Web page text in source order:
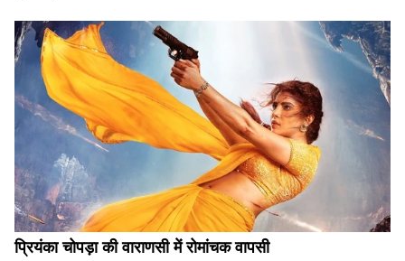
प्रियंका चोपड़ा की वाराणसी में रोमांचक वापसी